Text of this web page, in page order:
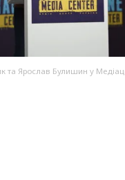
та Ярослав Булишин у